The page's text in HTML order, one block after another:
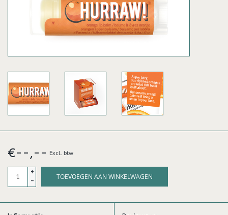
€--,-- Excl. btw
+
-
TOEVOEGEN AAN WINKELWAGEN